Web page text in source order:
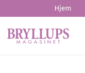
Hjem